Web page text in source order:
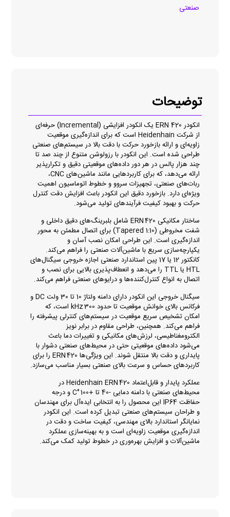
صنعتی
توضیحات
انکودر ERN 420 یک انکودر افزایشی (Incremental) حرفه‌ای
از شرکت Heidenhain است که برای اندازه‌گیری موقعیت
زاویه‌ای و ارائه بازخورد حرکت با دقت بالا در سیستم‌های صنعتی
طراحی شده است. این انکودر با رزولوشن متنوع از چند صد تا
چند هزار پالس در هر دور داده‌های موقعیتی دقیق و تکرارپذیر
ارائه می‌دهد، که برای کاربردهایی مانند ماشین‌های CNC،
ربات‌های صنعتی، تجهیزات سروو و خطوط اتوماسیون اهمیت
ویژه‌ای دارد. بازخورد دقیق این انکودر باعث افزایش دقت کنترل
حرکت و بهبود کیفیت فرآیندهای تولید می‌شود.
ساختار مکانیکی ERN 420 شامل بلبرینگ‌های دقیق داخلی و
شفت مخروطی (Tapered 1:10) برای اتصال مطمئن به محور
اندازه‌گیری است. این طراحی امکان نصب آسان و
یکپارچه‌سازی سریع با ماشین‌آلات صنعتی را فراهم می‌کند.
کانکتور 12 یا 17 پین استاندارد صنعتی اجازه خروجی سیگنال‌های
HTL یا TTL را می‌دهد و انعطاف‌پذیری بالایی برای نصب و
اتصال به انواع کنترل‌کننده‌ها و درایوهای صنعتی فراهم می‌کند.
سیگنال خروجی این انکودر دارای دامنه ولتاژ 10 تا 30 ولت DC و
فرکانس بالای خوانش موقعیت تا حدود 300 kHz است، که
امکان تشخیص سریع موقعیت در سیستم‌های کنترلی پیشرفته را
فراهم می‌کند. همچنین، طراحی مقاوم در برابر نویز
الکترومغناطیسی، لرزش‌های مکانیکی و تغییرات دما باعث
می‌شود داده‌های موقعیتی حتی در محیط‌های صنعتی دشوار با
پایداری و دقت بالا منتقل شوند. این ویژگی‌ها ERN 420 را برای
کاربردهای حساس و سرعت بالای صنعتی بسیار مناسب می‌سازد.
عملکرد پایدار و قابل‌اعتماد Heidenhain ERN 420 در
محیط‌های صنعتی با دامنه دمایی -40 تا +100 °C و درجه
حفاظت IP64 این محصول را به انتخابی ایده‌آل برای مهندسان
و طراحان سیستم‌های صنعتی تبدیل کرده است. این انکودر
نمایانگر استاندارد بالای مهندسی، کیفیت ساخت و دقت در
اندازه‌گیری موقعیت زاویه‌ای است و به بهینه‌سازی عملکرد
ماشین‌آلات و افزایش بهره‌وری در خطوط تولید کمک می‌کند.